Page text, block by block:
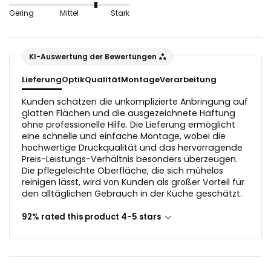
nicht geeignet, da sie die Lichtreflektion in der
Der Untergrund sollte vor dem Anbringen staub- und
Gering Mittel Stark
KI-Auswertung der Bewertungen
LieferungOptikQualitätMontageVerarbeitung
Kunden schätzen die unkomplizierte Anbringung auf
glatten Flächen und die ausgezeichnete Haftung
ohne professionelle Hilfe. Die Lieferung ermöglicht
eine schnelle und einfache Montage, wobei die
hochwertige Druckqualität und das hervorragende
Preis-Leistungs-Verhältnis besonders überzeugen.
Die pflegeleichte Oberfläche, die sich mühelos
reinigen lässt, wird von Kunden als großer Vorteil für
den alltäglichen Gebrauch in der Küche geschätzt.
92% rated this product 4-5 stars